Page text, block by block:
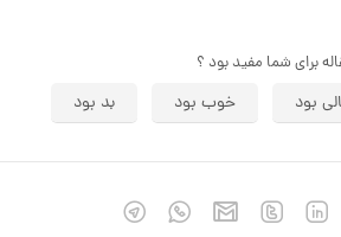
برای شما مفید بود ؟
بود خوب بود بد بود